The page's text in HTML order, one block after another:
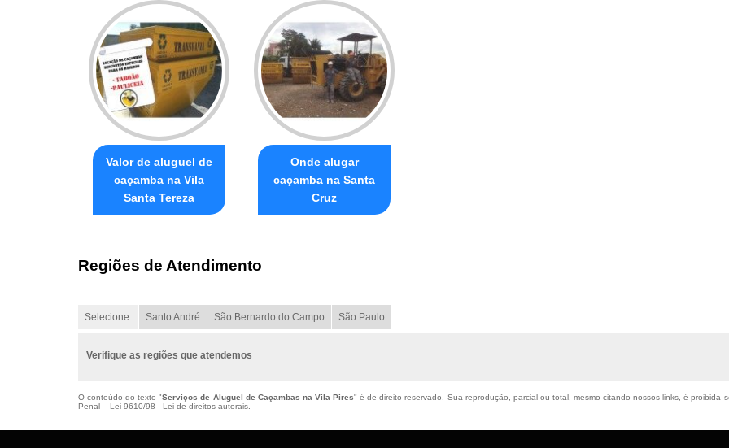
Valor de aluguel de
caçamba na Vila
Santa Tereza
Onde alugar
caçamba na Santa
Cruz
Regiões de Atendimento
Selecione: Santo André São Bernardo do Campo São Paulo
Verifique as regiões que atendemos
O conteúdo do texto "Serviços de Aluguel de Caçambas na Vila Pires" é de direito reservado. Sua reprodução, parcial ou total, mesmo citando nossos links, é
Penal – Lei 9610/98 - Lei de direitos autorais